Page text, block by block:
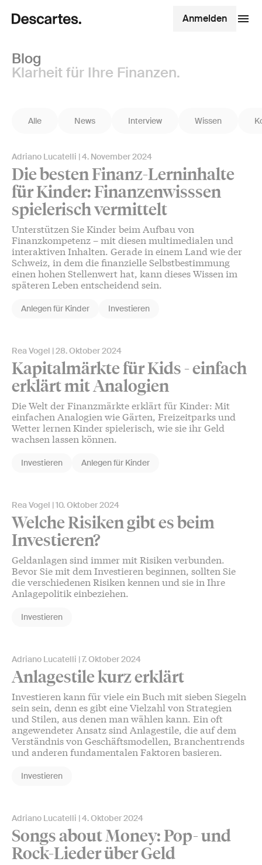
Anmelden
Blog
Klarheit für Ihre Finanzen.
Alle News Interview Wissen
Adriano Lucatelli 4. November 2024
Die besten Finanz-Lerninhalte
für Kinder: Finanzenwisssen
spielerisch vermittelt
Unterstützen Sie Kinder beim Aufbau von
Finanzkompetenz – mit diesen multimedialen und
interaktiven Inhalten. Gerade in einem Land wie der
Schweiz, in dem die finanzielle Selbstbestimmung
einen hohen Stellenwert hat, kann dieses Wissen im
späteren Leben entscheidend sein.
Anlegen für Kinder Investieren
Rea Vogel 28. Oktober 2024
Kapitalmärkte für Kids - einfach
erklärt mit Analogien
Die Welt der Finanzmärkte erklärt für Kinder: Mit
einfachen Analogien wie Gärten, Freizeitparks und
Wetter lernen Kinder spielerisch, wie sie ihr Geld
wachsen lassen können.
Investieren Anlegen für Kinder
Rea Vogel 10. Oktober 2024
Welche Risiken gibt es beim
Investieren?
Geldanlagen sind immer mit Risiken verbunden.
Bevor Sie mit dem Investieren beginnen, sollten Sie
die verschiedenen Risiken kennen und sie in Ihre
Anlagepolitik einbeziehen.
Investieren
Adriano Lucatelli 7. Oktober 2024
Anlagestile kurz erklärt
Investieren kann für viele ein Buch mit sieben Siegeln
sein sein, denn es gibt eine Vielzahl von Strategien
und Stilen, aus denen man wählen kann. Ein oft
angewendeter Ansatz sind Anlagestile, die auf dem
Verständnis von Geschäftsmodellen, Branchentrends
und anderen fundamentalen Faktoren basieren.
Investieren
Adriano Lucatelli 4. Oktober 2024
Songs about Money: Pop- und
Rock-Lieder über Geld